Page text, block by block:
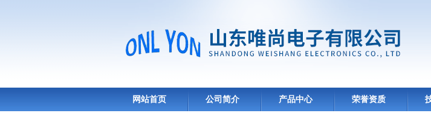
网站首页 公司简介 产品中心 荣誉资质